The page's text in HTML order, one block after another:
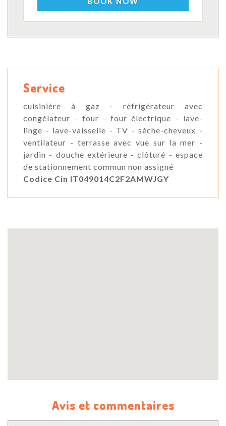
Service
cuisinière à gaz - réfrigérateur avec
congélateur - four - four électrique - lave-
linge - lave-vaisselle - TV - sèche-cheveux -
ventilateur - terrasse avec vue sur la mer -
jardin - douche extérieure - clôturé - espace
de stationnement commun non assigné
Codice Cin IT049014C2F2AMWJGY
Avis et commentaires